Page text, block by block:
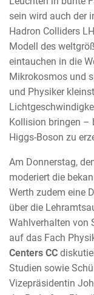
sein wird auch der
Hadron Colliders
Modell des
eintauchen in die
Mikrokosmos und
und Physiker
Kollision bringen –
Higgs-Boson zu
Am Donnerstag,
moderiert die
Werth zudem eine
über die
Wahlverhalten von
auf das Fach
Centers CC
Studien sowie
Vizepräsidentin